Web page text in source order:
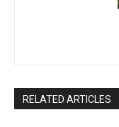
RELATED ARTICLES